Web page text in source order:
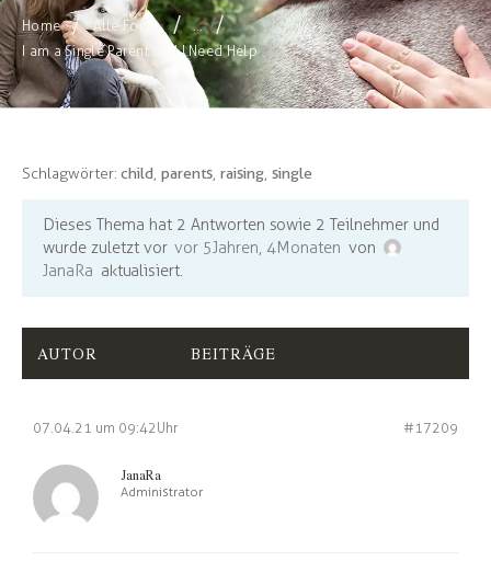
Home Alle Foren
...
I am a Single Parent and I Need Help
Schlagwörter: child, parents, raising, single
Dieses Thema hat 2 Antworten sowie 2 Teilnehmer und
wurde zuletzt vor vor 5 Jahren, 4 Monaten von
JanaRa aktualisiert.
AUTOR BEITRÄGE
07.04.21 um 09:42 Uhr #17209
JanaRa
Administrator